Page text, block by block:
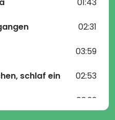
01:43
02:31
03:59
schlaf ein 02:53
03:23